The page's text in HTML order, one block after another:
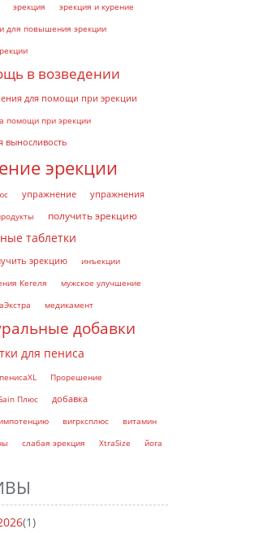
эрекция
эрекция и курение
для повышения эрекции
в возведении
для помощи при эрекции
помощи при эрекции
выносливость
эрекции
упражнение
упражнения
получить эрекцию
таблетки
эрекцию
инъекции
Кегеля
мужское улучшение
медикамент
добавки
для пениса
Прорешение
Плюс
добавка
вигрксплюс
витамин
слабая эрекция XtraSize йога
(1)